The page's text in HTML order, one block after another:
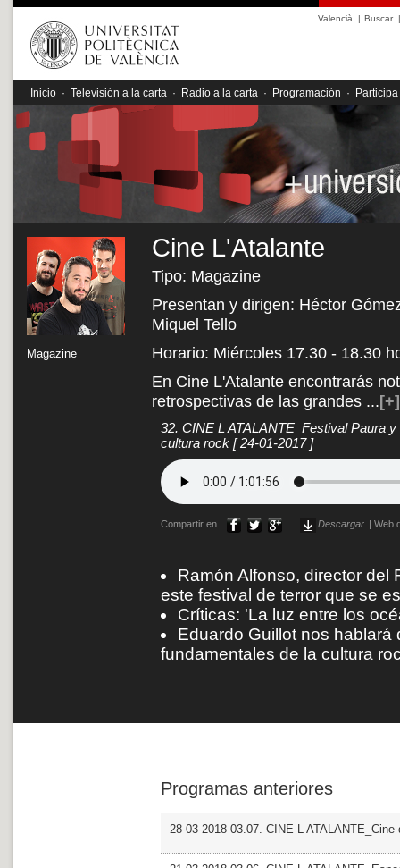
Valencià | Buscar|
Inicio · Televisión a la carta · Radio a la carta · Programación · Participa
Magazine
Cine L'Atalante
Tipo: Magazine
Presentan y dirigen: Héctor
Miquel Tello
Horario: Miércoles 17.30 - 18.30
En Cine L'Atalante encontrarás
retrospectivas de las grandes ...[+]
32. CINE L ATALANTE_Festival Paura
cultura rock [ 24-01-2017 ]
Compartir en Descargar Web
Ramón Alfonso, director del
este festival de terror que se
Críticas: 'La luz entre los
Eduardo Guillot nos
fundamentales de la cultura
Programas anteriores
28-03-2018 03.07. CINE L